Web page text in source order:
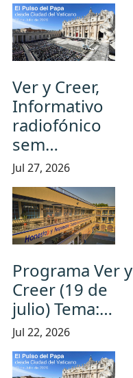
Ver y Creer,
Informativo
radiofónico
sem…
Jul 27, 2026
Programa Ver y
Creer (19 de
julio) Tema:…
Jul 22, 2026